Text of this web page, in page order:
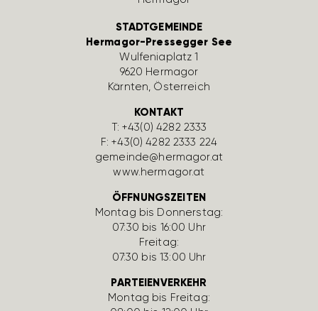
STADTGEMEINDE
Hermagor-Pressegger See
Wulfe­nia­platz 1
9620 Hermagor
Kärnten, Öster­reich
KONTAKT
T:+43(0) 4282 2333
F: +43(0) 4282 2333 224
gemeinde@hermagor.at
www.hermagor.at
ÖFFNUNGSZEITEN
Montag bis Donnerstag:
07:30 bis 16:00 Uhr
Freitag:
07:30 bis 13:00 Uhr
PARTEIENVERKEHR
Montag bis Freitag: